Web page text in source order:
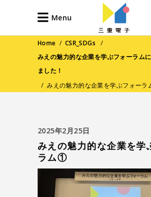
Menu
Home / CSR_SDGs
/
みえの魅力的な企業を学ぶフォーラム
ました！
/みえの魅力的な企業を学ぶフォー
2025年2月25日
みえの魅力的な企業を学
ラム①